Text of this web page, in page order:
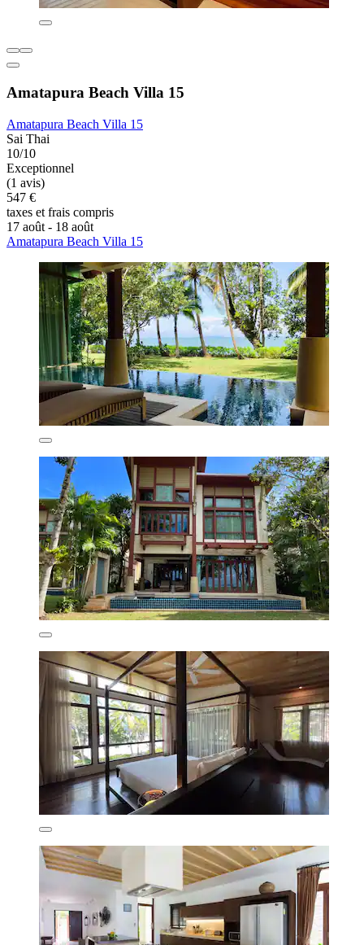
Amatapura Beach Villa 15
Amatapura Beach Villa 15
Sai Thai
10/10
Exceptionnel
(1 avis)
547 €
taxes et frais compris
17 août - 18 août
Amatapura Beach Villa 15